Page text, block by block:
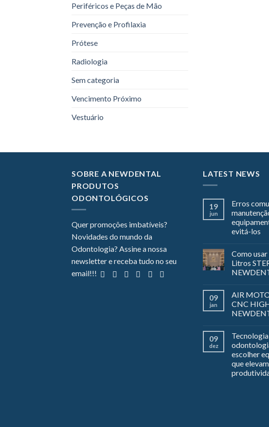
Periféricos e Peças de Mão
Prevenção e Profilaxia
Prótese
Radiologia
Sem categoria
Vencimento Próximo
Vestuário
SOBRE A NEWDENTAL
PRODUTOS
ODONTOLÓGICOS
Quer promoções imbatíveis?
Novidades do mundo da
Odontologia? Assine a nossa
newsletter e receba tudo no seu
email!!!
LATEST NEWS
19
jun
Erros
evitá-los
Como
Litros
09
jan
AIR
CNC
09
dez
escolher
que